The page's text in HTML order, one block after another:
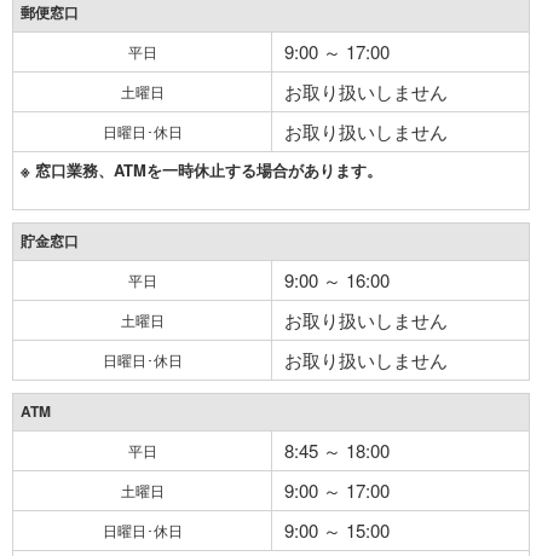
郵便窓口
平日 9:00 ～ 17:00
土曜日 お取り扱いしません
日曜日･休日 お取り扱いしません
※ 窓口業務、ATMを一時休止する場合があります。
貯金窓口
平日 9:00 ～ 16:00
土曜日 お取り扱いしません
日曜日･休日 お取り扱いしません
ATM
平日 8:45 ～ 18:00
土曜日 9:00 ～ 17:00
日曜日･休日 9:00 ～ 15:00